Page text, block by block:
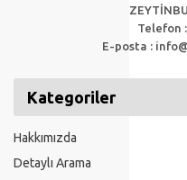
Telefon :
E-posta :
Kategoriler
Hakkımızda
Detaylı Arama